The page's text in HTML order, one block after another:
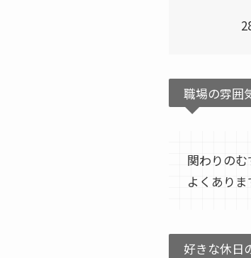
職場の雰囲
関わりの
よくあり
好きな休日